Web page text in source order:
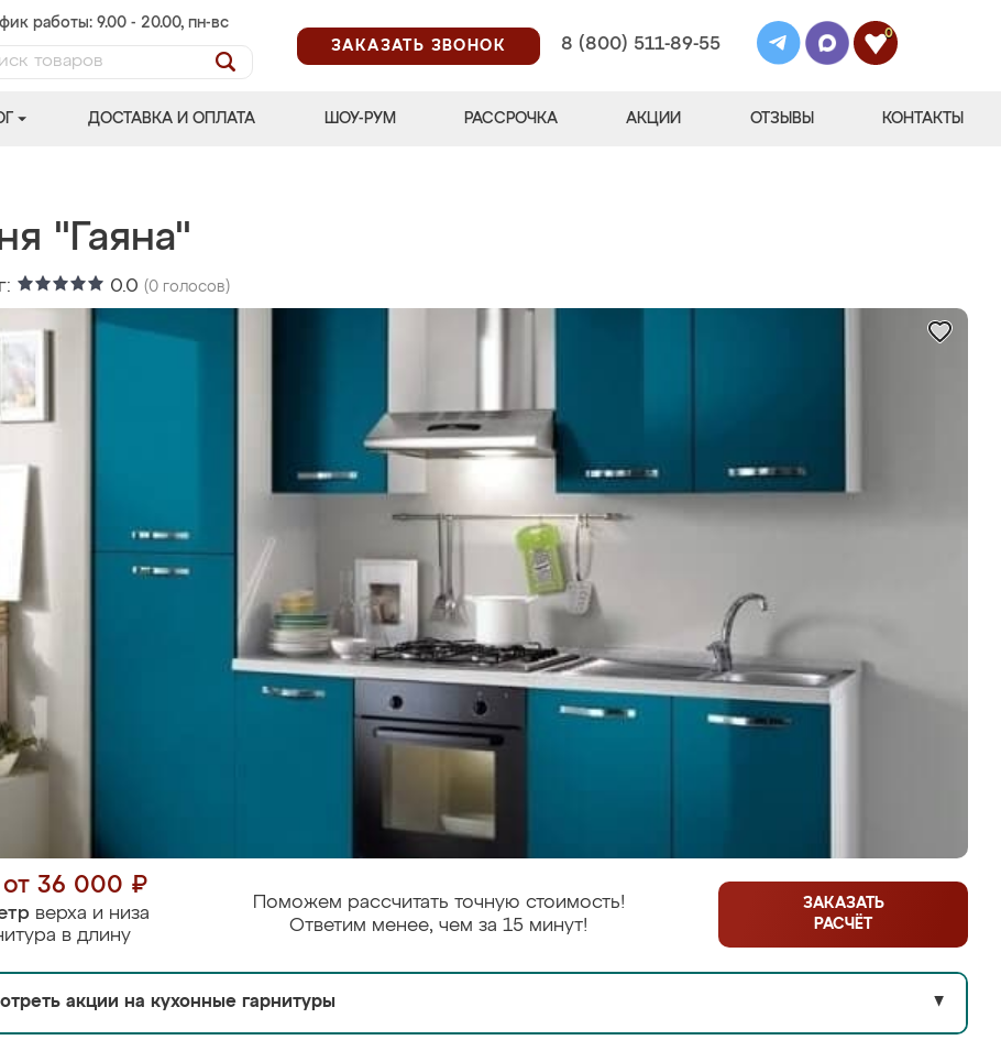
работы: 9.00 - 20.00, пн-вс
ЗАКАЗАТЬ ЗВОНОК
8 (800) 511-89-55
0
ДОСТАВКА И ОПЛАТА ШОУ-РУМ РАССРОЧКА АКЦИИ ОТЗЫВЫ КОНТАКТЫ
"Гаяна"
0.0 (0 голосов)
от 36 000 ₽
верха и низа
в длину
Поможем рассчитать точную стоимость!
Ответим менее, чем за 15 минут!
ЗАКАЗАТЬ
РАСЧЁТ
акции на кухонные гарнитуры ▼